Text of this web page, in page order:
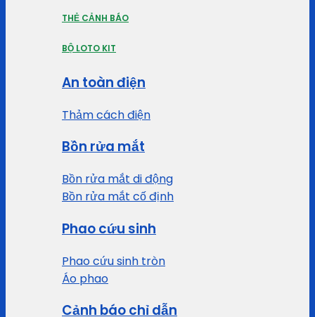
THẺ CẢNH BÁO
BỘ LOTO KIT
An toàn điện
Thảm cách điện
Bồn rửa mắt
Bồn rửa mắt di động
Bồn rửa mắt cố định
Phao cứu sinh
Phao cứu sinh tròn
Áo phao
Cảnh báo chỉ dẫn